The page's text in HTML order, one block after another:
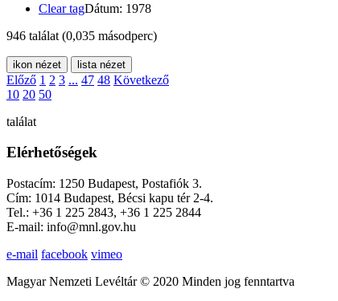
Clear tagDátum: 1978
946 találat (0,035 másodperc)
ikon nézet lista nézet
Előző 1 2 3 ... 47 48 Következő
10 20 50
találat
Elérhetőségek
Postacím: 1250 Budapest, Postafiók 3.
Cím: 1014 Budapest, Bécsi kapu tér 2-4.
Tel.: +36 1 225 2843, +36 1 225 2844
E-mail: info@mnl.gov.hu
e-mail facebook vimeo
Magyar Nemzeti Levéltár © 2020 Minden jog fenntartva